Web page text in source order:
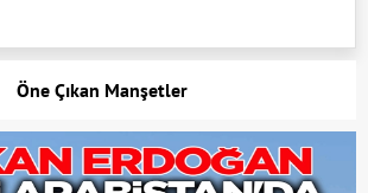
Öne Çıkan Manşetler